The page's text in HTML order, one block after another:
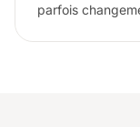
parfois